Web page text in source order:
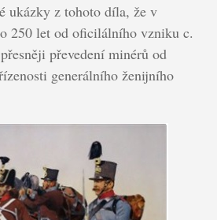
ukázky z tohoto díla, že v
250 let od oficilálního vzniku c.
převedení minérů od
generálního ženijního